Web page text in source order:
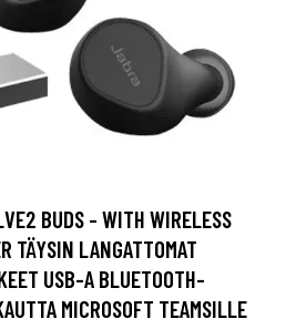
BUDS - WITH WIRELESS
TÄYSIN LANGATTOMAT
USB-A BLUETOOTH-
MICROSOFT TEAMSILLE